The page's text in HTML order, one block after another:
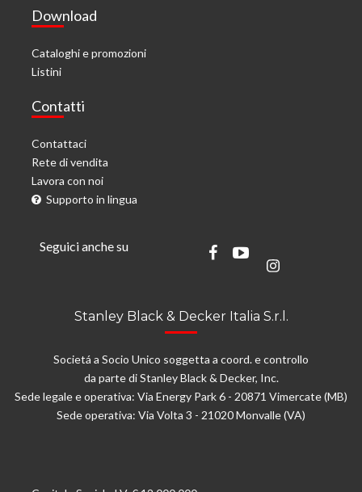
Download
Cataloghi e promozioni
Listini
Contatti
Contattaci
Rete di vendita
Lavora con noi
Supporto in lingua
Seguici anche su
Stanley Black & Decker Italia S.r.l.
Societá a Socio Unico soggetta a coord. e controllo
da parte di Stanley Black & Decker, Inc.
Sede legale e operativa: Via Energy Park 6 - 20871 Vimercate (MB)
Sede operativa: Via Volta 3 - 21020 Monvalle (VA)